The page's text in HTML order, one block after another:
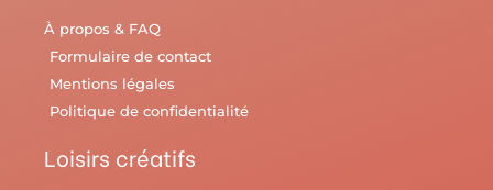
À propos & FAQ
Formulaire de contact
Mentions légales
Politique de confidentialité
Loisirs créatifs